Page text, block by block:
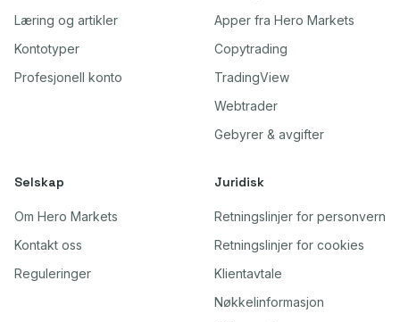
Læring og artikler
Kontotyper
Profesjonell konto
Apper fra Hero Markets
Copytrading
TradingView
Webtrader
Gebyrer & avgifter
Selskap
Om Hero Markets
Kontakt oss
Reguleringer
Juridisk
Retningslinjer for personvern
Retningslinjer for cookies
Klientavtale
Nøkkelinformasjon